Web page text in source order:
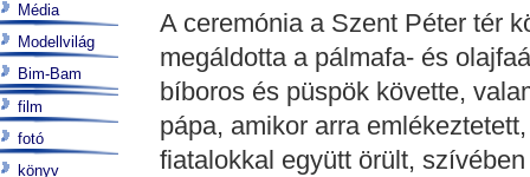
A ceremónia a Szent Péter tér
megáldotta a pálmafa- és
bíboros és püspök követte,
pápa, amikor arra
fiatalokkal együtt örült,
Média
Modellvilág
Bim-Bam
film
fotó
könyv